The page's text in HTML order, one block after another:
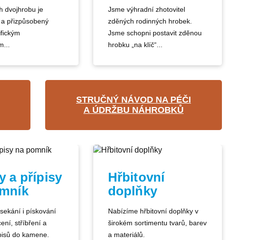
dvojhrobu je
přizpůsobený
Jsme výhradní zhotovitel
zděných rodinných hrobek.
Jsme schopni postavit zděnou
hrobku „na klíč“...
STRUČNÝ NÁVOD NA PÉČI
A ÚDRŽBU NÁHROBKŮ
a přípisy
i pískování
stříbření a
do kamene.
Hřbitovní
doplňky
Nabízíme hřbitovní doplňky v
širokém sortimentu tvarů, barev
a materiálů.